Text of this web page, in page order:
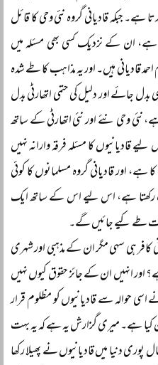
جبکہ قادیانی گروہ نئی وحی کا قائل
ان کے نزدیک کسی بھی مسئلہ میں
قادیانی ہیں۔ اور یہ مذاہب کا طے شدہ
جائے اور دلیل کی حتمی اتھارٹی بدل
نئی وحی نئے اور نئی اتھارٹی کے ساتھ
قادیانیوں کا مسئلہ فرقہ وارانہ نہیں
اور قادیانی گروہ مسلمانوں کا کوئی
ہے، اس لیے اس کے ساتھ ایک
طے کیے جائیں گے۔
کافر ہی سہی مگر ان کے مذہبی اور شہری
اور انہیں ان کے جائز حقوق کیوں نہیں
حوالہ سے قادیانیوں کو مظلوم قرار
کیا ہے۔ میری گزارش یہ ہے کہ یہ بہت
پوری دنیا میں قادیانیوں نے پھیلا رکھا